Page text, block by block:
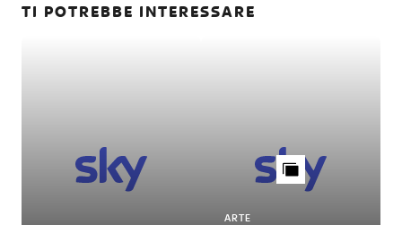
TI POTREBBE INTERESSARE
ARTE